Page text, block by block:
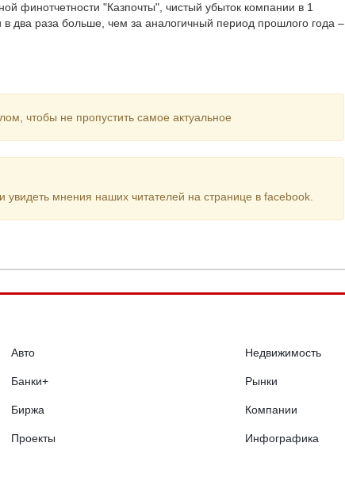
финотчетности "Казпочты", чистый убыток компании в 1
в два раза больше, чем за аналогичный период прошлого года –
чтобы не пропустить самое актуальное
мнения наших читателей на странице в facebook.
Авто
Банки+
Биржа
Проекты
Недвижимость
Рынки
Компании
Инфографика